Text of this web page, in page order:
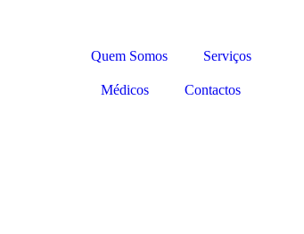
Quem Somos Serviços
Médicos Contactos